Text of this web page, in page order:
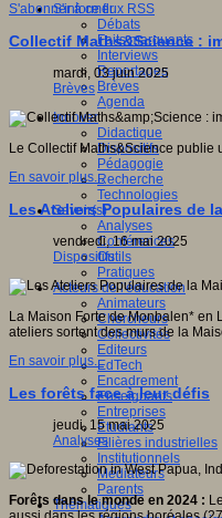
S'informer
Débats
Faits marquants
Interviews
Reportages
Brèves
Agenda
Innover
Didactique
Dispositifs
Pédagogie
Recherche
Technologies
Savoir(s)
Analyses
Conférences
Outils
Pratiques
Acteurs de l'éducation
Animateurs
Chercheurs
Collectivités
Editeurs
EdTech
Encadrement
Enseignants
Entreprises
Etudiants
Filières industrielles
Institutionnels
Médiateurs
Parents
Thématiques
S'abonner à ce flux RSS
Collectif Maths&Science :
mardi, 03 juin 2025
Brèves
Le Collectif Maths&Science
En savoir plus...
Les Ateliers Populaires de
vendredi, 16 mai 2025
Dispositifs
La Maison Forte de Monbalen* en
ateliers sortent des murs de la
En savoir plus...
Les forêts face à leur défis
jeudi, 15 mai 2025
Analyses
Forêts dans le monde en 2024 :